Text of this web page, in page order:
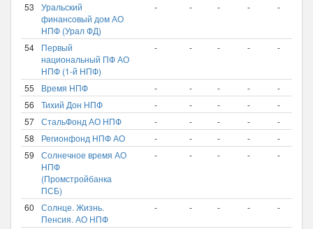
53
Уральский
финансовый дом АО
НПФ (Урал ФД)
- - - - -
54
Первый
национальный ПФ АО
НПФ (1-й НПФ)
- - - - -
55 Время НПФ - - - - -
56
Тихий Дон НПФ - - - - -
57 СтальФонд АО НПФ - - - - -
58
Регионфонд НПФ АО - - - - -
59
Солнечное время АО
НПФ
(Промстройбанка
ПСБ)
- - - - -
60
Солнце. Жизнь.
Пенсия. АО НПФ
- - - - -